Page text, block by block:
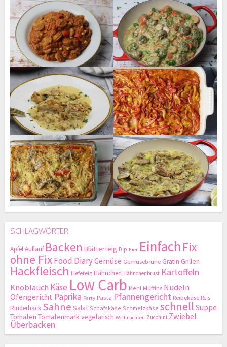
SCHLAGWÖRTER
ApfelAuflauf Backen Blätterteig Dip Eier Einfach Fix
ohne FixFood DiaryGemüse Gemüsebrühe Gratin Grillen
Hackfleisch Hefeteig Hähnchen Hähnchenbrust Kartoffeln
Knoblauch Käse Low Carb Mehl Muffins Nudeln
Ofengericht Paprika Party Pasta Pfannengericht Reibekäse Reis
Rinderhack Sahne Salat Schafskäse Schmelzkäse schnell Suppe
Tomaten Tomatenmarkvegetarisch Weihnachten Zucchini Zwiebel
Überbacken